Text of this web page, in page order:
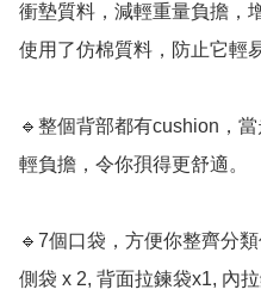
衝墊質料，減輕重量負擔，
使用了仿棉質料，防止它輕
🔹整個背部都有cushion，
輕負擔，令你孭得更舒適。
🔹7個口袋，方便你整齊分
側袋 x 2, 背面拉鍊袋x1, 內